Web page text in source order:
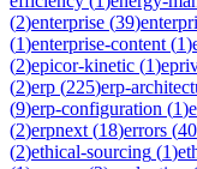
(2)enterprise (39)
(1)enterprise-content (1)
(2)epicor-kinetic (1)
(2)erp (225)erp-
(9)erp-configuration (1)
(2)erpnext (18)errors (40
(2)ethical-sourcing (1)